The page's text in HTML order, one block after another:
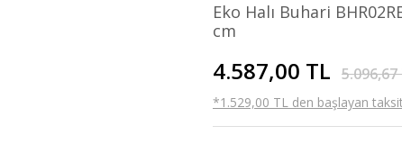
Eko Halı Buhari
cm
4.587,00 TL 5.096,67
*1.529,00 TL den başlayan